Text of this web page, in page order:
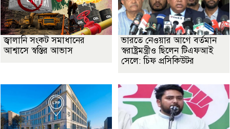
জ্বালানি সংকট সমাধানের
আশ্বাসে স্বস্তির আভাস
ভারতে নেওয়ার আগে বর্তমান
স্বরাষ্ট্রমন্ত্রীও ছিলেন টিএফআই
সেলে: চিফ প্রসিকিউটর